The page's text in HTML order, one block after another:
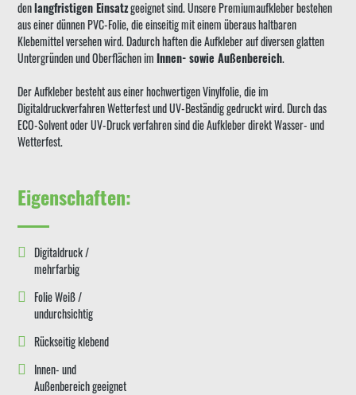
denlangfristigen Einsatzgeeignet sind. Unsere Premiumaufkleber bestehen
aus einer dünnen PVC-Folie, die einseitig mit einem überaus haltbaren
Klebemittel versehen wird. Dadurch haften die Aufkleber auf diversen glatten
Untergründen und Oberflächen imInnen- sowie Außenbereich.
Der Aufkleber besteht aus einer hochwertigen Vinylfolie, die im
Digitaldruckverfahren Wetterfest und UV-Beständig gedruckt wird. Durch das
ECO-Solvent oder UV-Druck verfahren sind die Aufkleber direkt Wasser- und
Wetterfest.
Eigenschaften:
Digitaldruck /
mehrfarbig
Folie Weiß /
undurchsichtig
Rückseitig klebend
Innen- und
Außenbereich geeignet